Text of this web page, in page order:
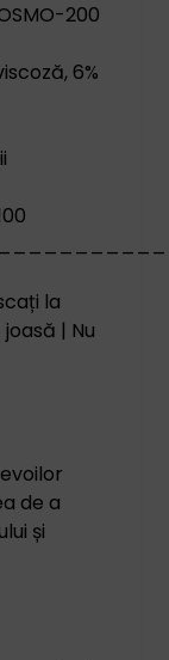
200
6%
la
| Nu
de a
și